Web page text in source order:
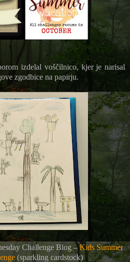
izdelal voščilnico, kjer je narisal
zgodbice na papirju.
Challenge Blog –Kids Summer
(sparkling cardstock)